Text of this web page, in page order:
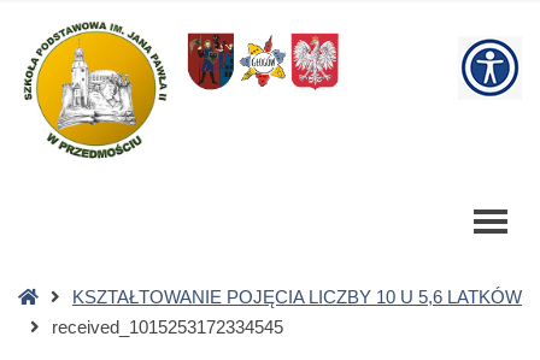
Szkoła
Podstawowa
Strona
główna
KSZTAŁTOWANIE POJĘCIA LICZBY 10 U 5,6 LATKÓW
received_1015253172334545